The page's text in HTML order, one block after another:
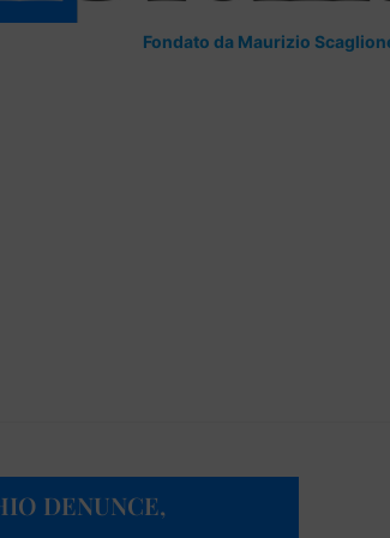
Fondato da Maurizio
DENUNCE,